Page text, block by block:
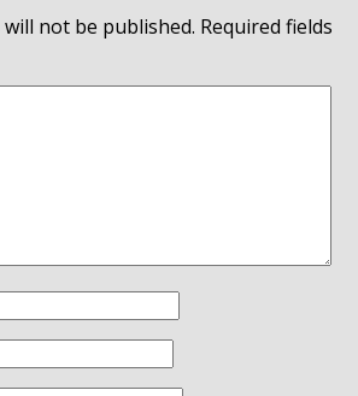
not be published. Required fields